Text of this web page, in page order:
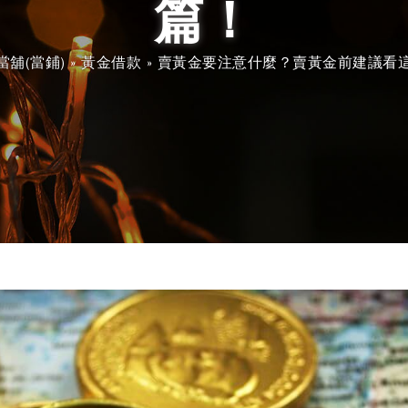
篇！
舖(當鋪) » 黃金借款 » 賣黃金要注意什麼？賣黃金前建議看